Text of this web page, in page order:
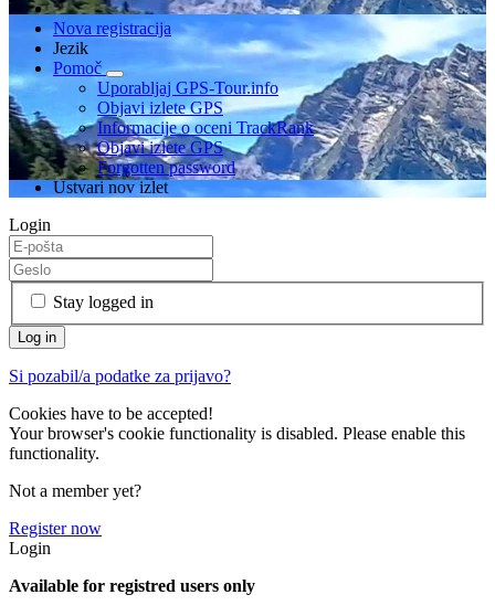
Nova registracija
Jezik
Pomoč
Uporabljaj GPS-Tour.info
Objavi izlete GPS
Informacije o oceni TrackRank
Objavi izlete GPS
Forgotten password
Ustvari nov izlet
Login
Stay logged in
Si pozabil/a podatke za prijavo?
Cookies have to be accepted!
Your browser's cookie functionality is disabled. Please enable this
functionality.
Not a member yet?
Register now
Login
Available for registred users only